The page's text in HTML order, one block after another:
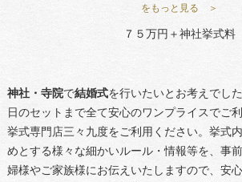
をもっと見る ＞
７５万円＋神社挙式料
神社・寺院で結婚式を行いたいとお考えでし
日のセットまで全て安心のワンプライスでご
挙式専門店三々九度をご利用ください。挙式
めとする様々な細かいルール・情報等を、事
婦様やご家族様にお伝えいたしますので、安